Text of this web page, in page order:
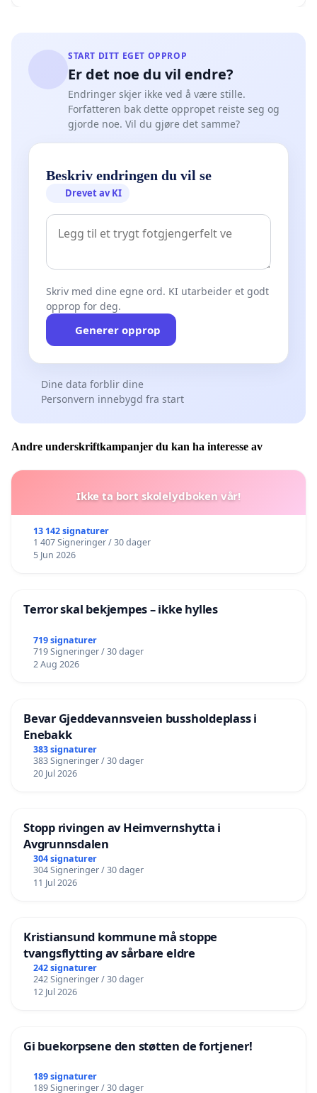
START DITT EGET OPPROP
Er det noe du vil endre?
Endringer skjer ikke ved å være stille.
Forfatteren bak dette oppropet reiste seg og
gjorde noe. Vil du gjøre det samme?
Beskriv endringen du vil se
Drevet av KI
Skriv med dine egne ord. KI utarbeider et godt
opprop for deg.
Generer opprop
Dine data forblir dine
Personvern innebygd fra start
Andre underskriftkampanjer du kan ha interesse av
Ikke ta bort skolelydboken vår!
13 142 signaturer
1 407 Signeringer / 30 dager
5 Jun 2026
Terror skal bekjempes – ikke hylles
719 signaturer
719 Signeringer / 30 dager
2 Aug 2026
Bevar Gjeddevannsveien bussholdeplass i
Enebakk
383 signaturer
383 Signeringer / 30 dager
20 Jul 2026
Stopp rivingen av Heimvernshytta i
Avgrunnsdalen
304 signaturer
304 Signeringer / 30 dager
11 Jul 2026
Kristiansund kommune må stoppe
tvangsflytting av sårbare eldre
242 signaturer
242 Signeringer / 30 dager
12 Jul 2026
Gi buekorpsene den støtten de fortjener!
189 signaturer
189 Signeringer / 30 dager